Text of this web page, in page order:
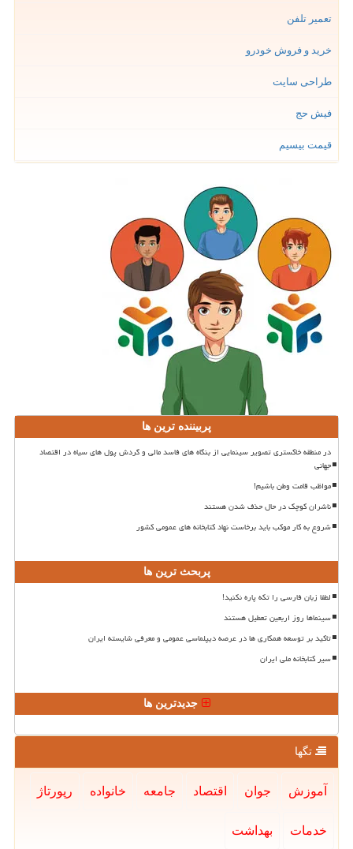
تعمیر تلفن
خرید و فروش خودرو
طراحی سایت
فیش حج
قیمت بیسیم
پربیننده ترین ها
در منطقه خاکستری تصویر سینمایی از بنگاه های فاسد مالی و گردش پول های سیاه در اقتصاد
جهانی
مواظب قامت وطن باشیم!
ناشران کوچک در حال حذف شدن هستند
شروع به کار موکب باید برخاست نهاد کتابخانه های عمومی کشور
پربحث ترین ها
لطفا زبان فارسی را تکه پاره نکنید!
سینماها روز اربعین تعطیل هستند
تاکید بر توسعه همکاری ها در عرصه دیپلماسی عمومی و معرفی شایسته ایران
سیر کتابخانه ملی ایران
جدیدترین ها
تگها
آموزش جوان اقتصاد جامعه خانواده رپورتاژ
خدمات بهداشت